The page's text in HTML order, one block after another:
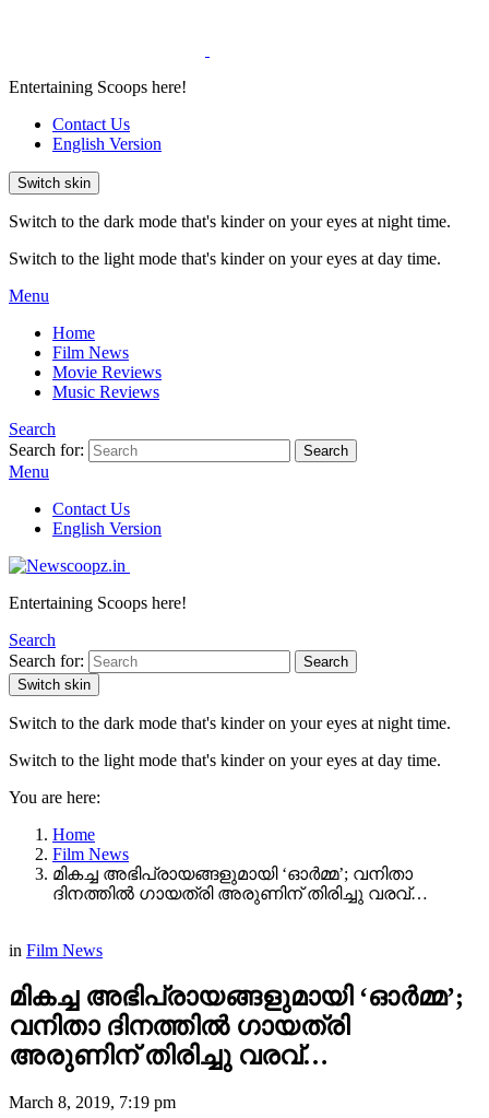
Entertaining Scoops here!
Contact Us
English Version
Switch skin
Switch to the dark mode that's kinder on your eyes at night time.
Switch to the light mode that's kinder on your eyes at day time.
Menu
Home
Film News
Movie Reviews
Music Reviews
Search
Search for:
Search
Menu
Contact Us
English Version
Entertaining Scoops here!
Search
Search for:
Search
Switch skin
Switch to the dark mode that's kinder on your eyes at night time.
Switch to the light mode that's kinder on your eyes at day time.
You are here:
Home
Film News
മികച്ച അഭിപ്രായങ്ങളുമായി ‘ഓര്‍മ്മ’; വനിതാ
ദിനത്തിൽ ഗായത്രി അരുണിന് തിരിച്ചു വരവ്…
in Film News
മികച്ച അഭിപ്രായങ്ങളുമായി ‘ഓര്‍മ്മ’;
വനിതാ ദിനത്തിൽ ഗായത്രി
അരുണിന് തിരിച്ചു വരവ്…
March 8, 2019, 7:19 pm